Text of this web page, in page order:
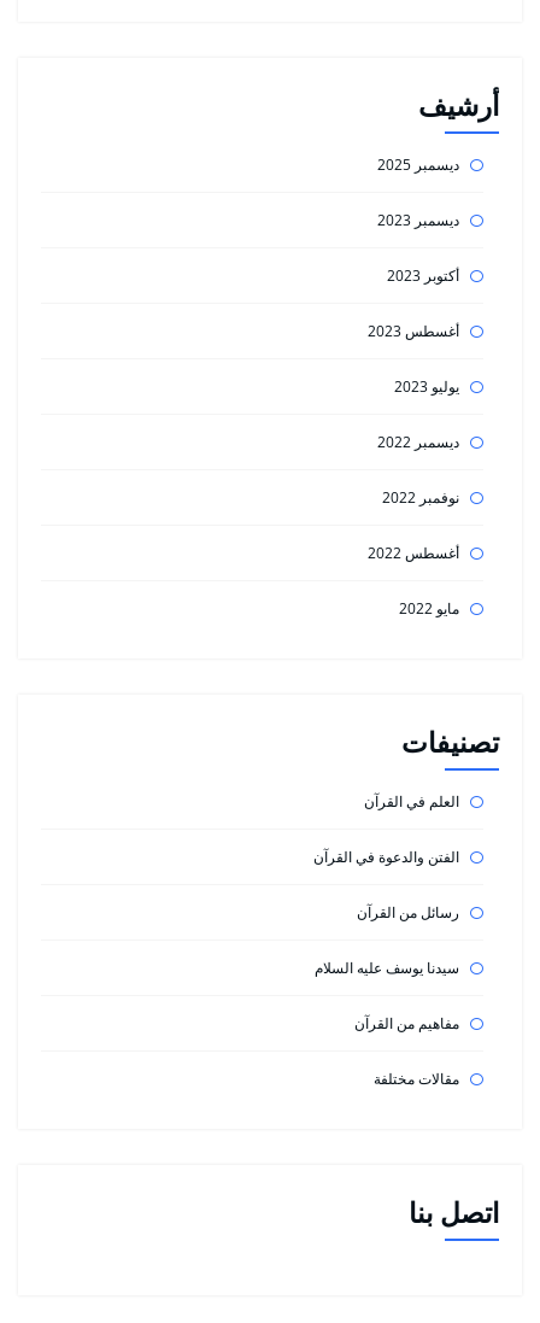
أرشيف
ديسمبر 2025
ديسمبر 2023
أكتوبر 2023
أغسطس 2023
يوليو 2023
ديسمبر 2022
نوفمبر 2022
أغسطس 2022
مايو 2022
تصنيفات
العلم في القرآن
الفتن والدعوة في القرآن
رسائل من القرآن
سيدنا يوسف عليه السلام
مفاهيم من القرآن
مقالات مختلفة
اتصل بنا